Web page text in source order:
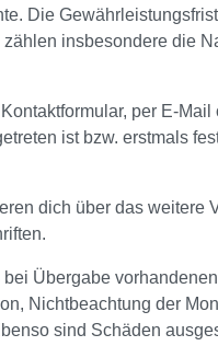
Die
insbesondere die
per E-
ist bzw. erstmals
dich über das weitere
Übergabe
Nichtbeachtung der
sind Schäden